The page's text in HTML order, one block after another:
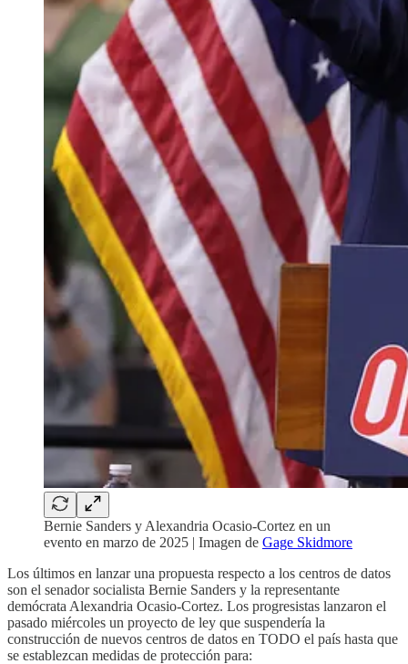
Bernie Sanders y Alexandria Ocasio-Cortez en un
evento en marzo de 2025 | Imagen de Gage Skidmore
Los últimos en lanzar una propuesta respecto a los centros de datos
son el senador socialista Bernie Sanders y la representante
demócrata Alexandria Ocasio-Cortez. Los progresistas lanzaron el
pasado miércoles un proyecto de ley que suspendería la
construcción de nuevos centros de datos en TODO el país hasta que
se establezcan medidas de protección para: